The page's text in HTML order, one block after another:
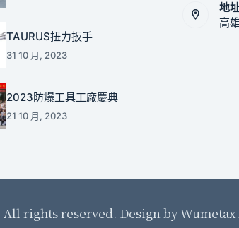
TAURUS扭力扳手
31 10 月, 2023
2023防爆工具工廠慶典
21 10 月, 2023
地
高
All rights reserved. Design byWumetax.